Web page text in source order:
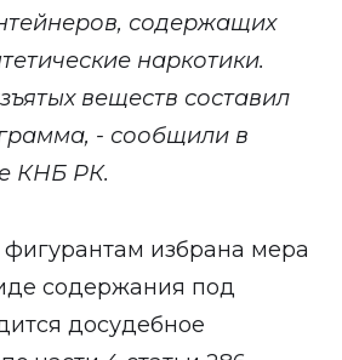
содержащих
наркотики.
веществ составил
- сообщили в
КНБ РК.
избрана мера
содержания под
досудебное